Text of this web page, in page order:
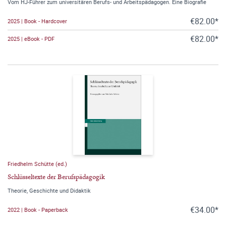
Vom HJ-Führer zum universitären Berufs- und Arbeitspädagogen. Eine Biografie
2025 | Book - Hardcover €82.00*
2025 | eBook - PDF €82.00*
Friedhelm Schütte (ed.)
Schlüsseltexte der Berufspädagogik
Theorie, Geschichte und Didaktik
2022 | Book - Paperback €34.00*